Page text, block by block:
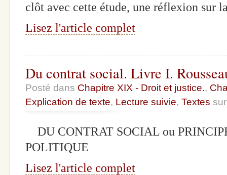
clôt avec cette étude, une réflexion sur
Lisez l'article complet
Du contrat social. Livre I.
Posté dans Chapitre XIX - Droit et justice.,
Explication de texte, Lecture suivie, Textes
DU CONTRAT SOCIAL ou
POLITIQUE
Lisez l'article complet